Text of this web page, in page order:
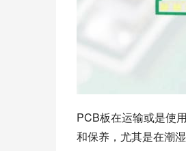
PCB板在运输或是使
和保养，尤其是在潮